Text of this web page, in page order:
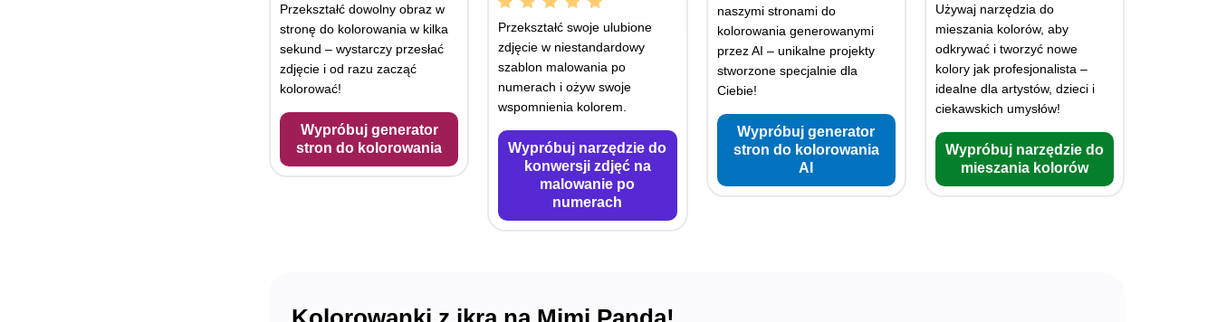
Przekształć dowolny obraz w
stronę do kolorowania w kilka
sekund – wystarczy przesłać
zdjęcie i od razu zacząć
kolorować!
Wypróbuj generator
stron do kolorowania
Przekształć swoje ulubione
zdjęcie w niestandardowy
szablon malowania po
numerach i ożyw swoje
wspomnienia kolorem.
Wypróbuj narzędzie do
konwersji zdjęć na
malowanie po
numerach
naszymi stronami do
kolorowania generowanymi
przez AI – unikalne projekty
stworzone specjalnie dla
Ciebie!
Wypróbuj generator
stron do kolorowania
AI
Używaj narzędzia do
mieszania kolorów, aby
odkrywać i tworzyć nowe
kolory jak profesjonalista –
idealne dla artystów, dzieci i
ciekawskich umysłów!
Wypróbuj narzędzie do
mieszania kolorów